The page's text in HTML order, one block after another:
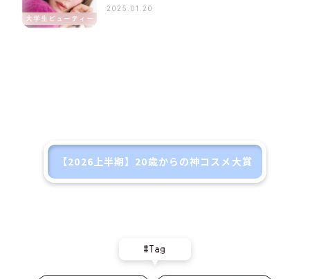
2025.01.20
【2026上半期】20歳からの神コスメ大賞
#Tag